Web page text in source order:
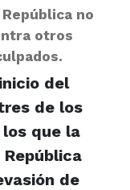
no
otros
del
de los
que la
de